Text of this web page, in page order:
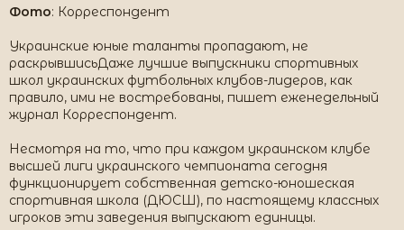
Фото: Корреспондент
Украинские юные таланты пропадают, не
раскрывшисьДаже лучшие выпускники спортивных
школ украинских футбольных клубов-лидеров, как
правило, ими не востребованы, пишет еженедельный
журнал Корреспондент.
Несмотря на то, что при каждом украинском клубе
высшей лиги украинского чемпионата сегодня
функционирует собственная детско-юношеская
спортивная школа (ДЮСШ), по настоящему классных
игроков эти заведения выпускают единицы.